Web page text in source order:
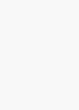
erfolgt sind.
Raum werden